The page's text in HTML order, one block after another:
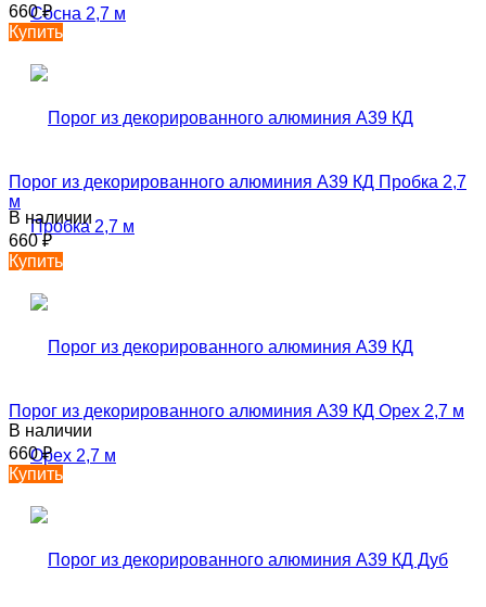
660₽
Купить
Порог из декорированного алюминия А39 КД Пробка 2,7
м
В наличии
660₽
Купить
Порог из декорированного алюминия А39 КД Орех 2,7 м
В наличии
660₽
Купить